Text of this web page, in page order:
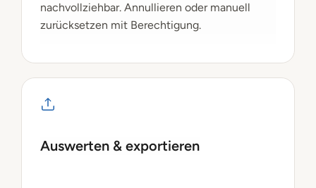
nachvollziehbar. Annullieren oder manuell
zurücksetzen mit Berechtigung.
Auswerten & exportieren